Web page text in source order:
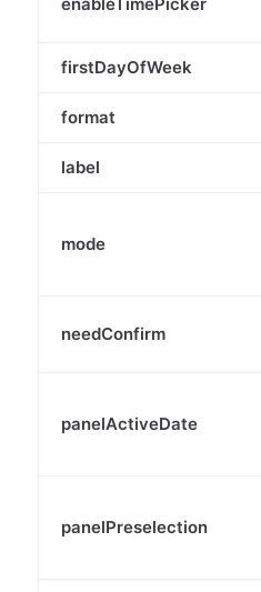
firstDayOfWeek
format
label
mode
needConfirm
panelActiveDate
panelPreselection